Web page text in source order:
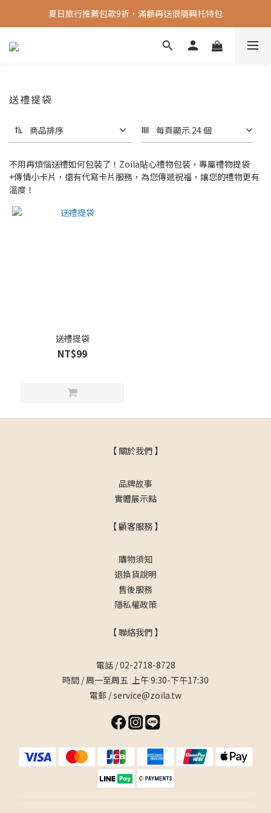
新會員送 100元首購金
夏日旅行推薦包款9折，滿額再送很隨興托特包
新會員送 100元首購金
送禮提袋
商品排序 每頁顯示 24 個
不用再煩惱送禮如何包裝了！Zoila貼心禮物包裝，專屬禮物提袋
+傳情小卡片，還有代寫卡片服務，為您傳遞祝福，讓您的禮物更有
溫度！
送禮提袋
NT$99
【 關於我們 】
品牌故事
實體展示點
【 顧客服務 】
購物須知
退換貨說明
售後服務
隱私權政策
【 聯絡我們 】
電話 / 02-2718-8728
時間 / 周一至周五 上午 9:30-下午17:30
電郵 / service@zoila.tw